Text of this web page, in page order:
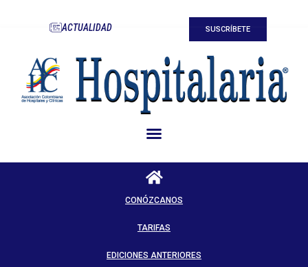
ACTUALIDAD SUSCRÍBETE
CONÓZCANOS
TARIFAS
EDICIONES ANTERIORES